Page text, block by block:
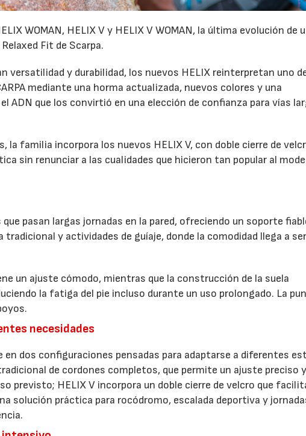
WOMAN, HELIX V y HELIX V WOMAN, la última evolución de
Fit de Scarpa.
versatilidad y durabilidad, los nuevos HELIX reinterpretan uno
mediante una horma actualizada, nuevos colores y una
ADN que los convirtió en una elección de confianza para vías
la familia incorpora los nuevos HELIX V, con doble cierre de
sin renunciar a las cualidades que hicieron tan popular al
pasan largas jornadas en la pared, ofreciendo un soporte
tradicional y actividades de guíaje, donde la comodidad llega a
un ajuste cómodo, mientras que la construcción de la suela
la fatiga del pie incluso durante un uso prolongado. La
necesidades
en dos configuraciones pensadas para adaptarse a diferentes
de cordones completos, que permite un ajuste preciso
previsto; HELIX V incorpora un doble cierre de velcro que
solución práctica para rocódromo, escalada deportiva y